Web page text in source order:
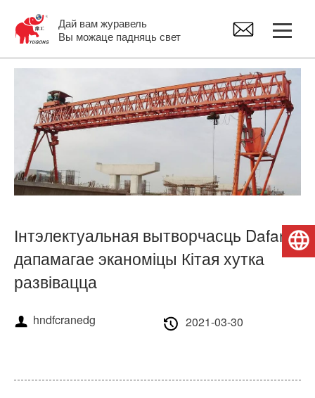
Дай вам журавель
Вы можаце падняць свет
Казловы кран
Маставы кран
Джыб Крэйн
Запчасткі крана
Пра нас
Навіны
Інтэлектуальная вытворчасць Dafang
дапамагае эканоміцы Кітая хутка
развівацца
hndfcranedg 2021-03-30
Беларуская мова